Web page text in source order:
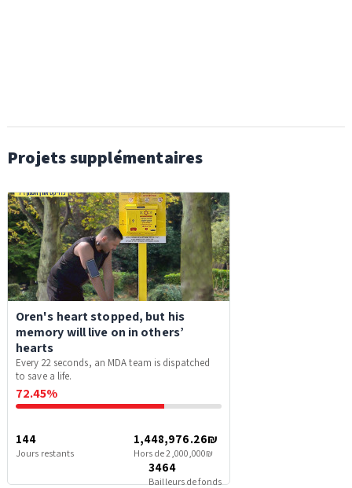
Projets supplémentaires
Oren's heart stopped, but his
memory will live on in others’
hearts
Every 22 seconds, an MDA team is dispatched
to save a life.
72.45%
1,448,976.26₪
Hors de 2,000,000₪
144
Jours restants
3464
Bailleurs de fonds